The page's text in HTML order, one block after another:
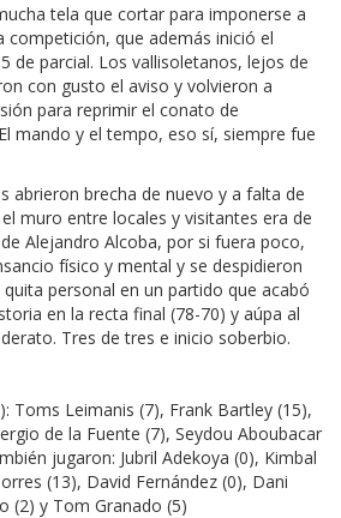
tela que cortar para imponerse a
competición, que además inició el
de parcial. Los vallisoletanos, lejos de
con gusto el aviso y volvieron a
para reprimir el conato de
mando y el tempo, eso sí, siempre fue
abrieron brecha de nuevo y a falta de
muro entre locales y visitantes era de
Alejandro Alcoba, por si fuera poco,
físico y mental y se despidieron
personal en un partido que acabó
en la recta final (78-70) y aúpa al
Tres de tres e inicio soberbio.
Toms Leimanis (7), Frank Bartley (15),
de la Fuente (7), Seydou Aboubacar
jugaron: Jubril Adekoya (0), Kimbal
(13), David Fernández (0), Dani
(2) y Tom Granado (5)